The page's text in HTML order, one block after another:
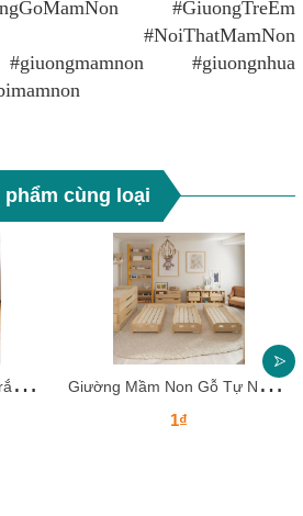
#GiuongTreEm
#NoiThatMamNon
#giuongnhua
phẩm cùng loại
G
iường Mầm Non Màu Trắng Kem Nhựa Cao Cấp GLMN027 G
iường Mầm Non Gỗ Tự Nhiên GLMN026
1₫